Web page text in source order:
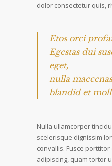
dolor consectetur quis,
Etos orci
Egestas dui
eget,
nulla
blandid et
Nulla ullamcorper
scelerisque dignissim
convallis. Fusce
adipiscing, quam tortor